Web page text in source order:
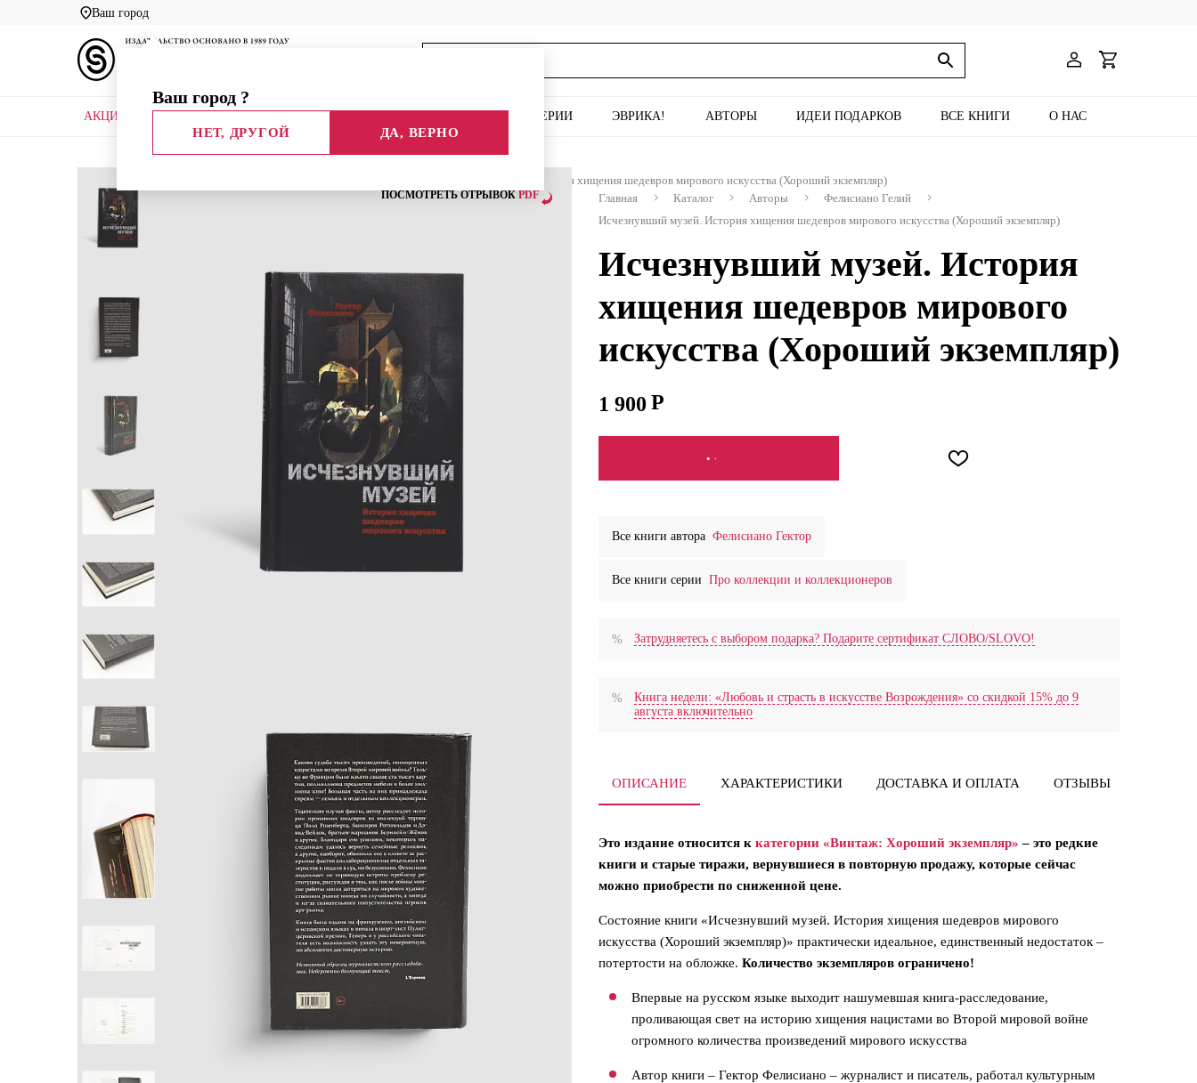
Ваш город
Ваш город ?
НЕТ, ДРУГОЙ ДА, ВЕРНО
АКЦИИ СЕРИИ ЭВРИКА! АВТОРЫ ИДЕИ ПОДАРКОВ ВСЕ КНИГИ О НАС
Исчезнувший музей. История хищения шедевров мирового искусства (Хороший экземпляр)
ПОСМОТРЕТЬ ОТРЫВОК PDF Главная Каталог Авторы
Фелисиано Гелий
Исчезнувший музей. История хищения шедевров мирового искусства (Хороший экземпляр)
Исчезнувший музей. История
хищения шедевров мирового
искусства (Хороший экземпляр)
1 900
СООБЩИТЬ О ПОСТУПЛЕНИИ
Все книги автора Фелисиано Гектор
Все книги серии Про коллекции и коллекционеров
Затрудняетесь с выбором подарка? Подарите сертификат СЛОВО/SLOVO!
Книга недели: «Любовь и страсть в искусстве Возрождения» со скидкой 15% до 9
августа включительно
ОПИСАНИЕ ХАРАКТЕРИСТИКИ ДОСТАВКА И ОПЛАТА ОТЗЫВЫ
Это издание относится к категории «Винтаж: Хороший экземпляр» – это редкие
книги и старые тиражи, вернувшиеся в повторную продажу, которые сейчас
можно приобрести по сниженной цене.
Состояние книги «Исчезнувший музей. История хищения шедевров мирового
искусства (Хороший экземпляр)» практически идеальное, единственный недостаток –
потертости на обложке. Количество экземпляров ограничено!
Впервые на русском языке выходит нашумевшая книга-расследование,
проливающая свет на историю хищения нацистами во Второй мировой войне
огромного количества произведений мирового искусства
Автор книги – Гектор Фелисиано – журналист и писатель, работал культурным